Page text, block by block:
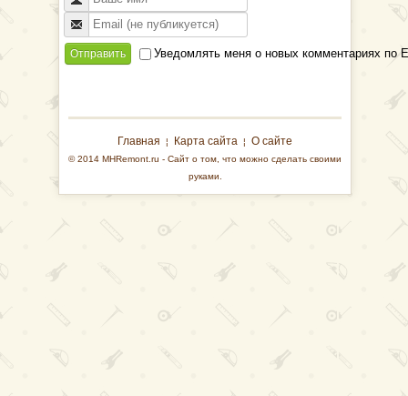
Отправить Уведомлять меня о новых комментариях по
Главная ¦ Карта сайта ¦ О сайте
© 2014 MHRemont.ru - Сайт о том, что можно сделать своими
руками.